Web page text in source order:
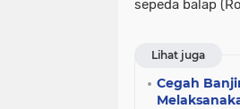
sepeda balap
Lihat juga
Cegah